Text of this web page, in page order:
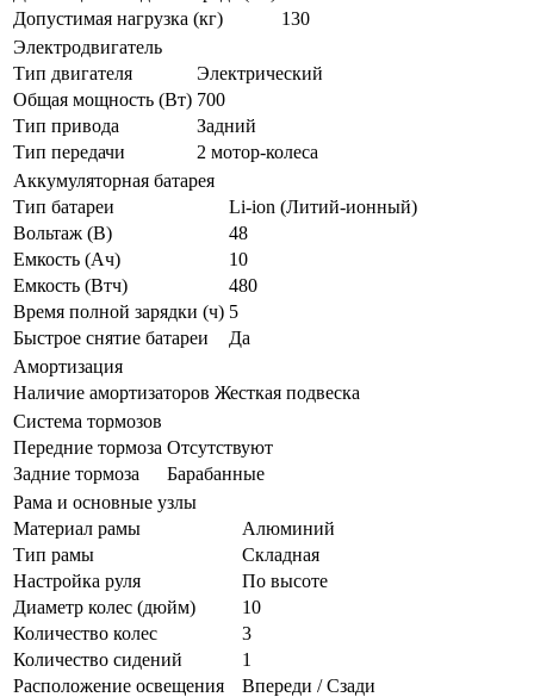
Допустимая нагрузка (кг)
130
Электродвигатель
Тип двигателя
Электрический
Общая мощность (Вт) 700
Тип привода
Задний
Тип передачи
2 мотор-колеса
Аккумуляторная батарея
Тип батареи
Li-ion (Литий-ионный)
Вольтаж (В)
48
Емкость (Ач)
10
Емкость (Втч)
480
Время полной зарядки (ч) 5
Быстрое снятие батареи
Да
Амортизация
Наличие амортизаторов Жесткая подвеска
Система тормозов
Передние тормоза Отсутствуют
Задние тормоза
Барабанные
Рама и основные узлы
Материал рамы
Алюминий
Тип рамы
Складная
Настройка руля
По высоте
Диаметр колес (дюйм)
10
Количество колес
3
Количество сидений
1
Расположение освещения
Впереди / Сзади